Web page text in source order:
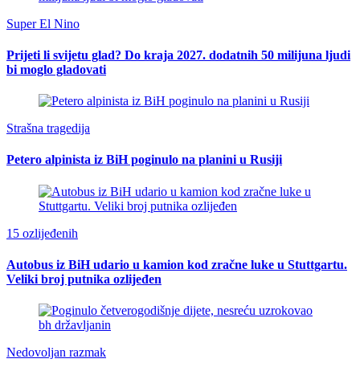
Super El Nino
Prijeti li svijetu glad? Do kraja 2027. dodatnih 50 milijuna ljudi
bi moglo gladovati
Strašna tragedija
Petero alpinista iz BiH poginulo na planini u Rusiji
15 ozlijeđenih
Autobus iz BiH udario u kamion kod zračne luke u Stuttgartu.
Veliki broj putnika ozlijeđen
Nedovoljan razmak